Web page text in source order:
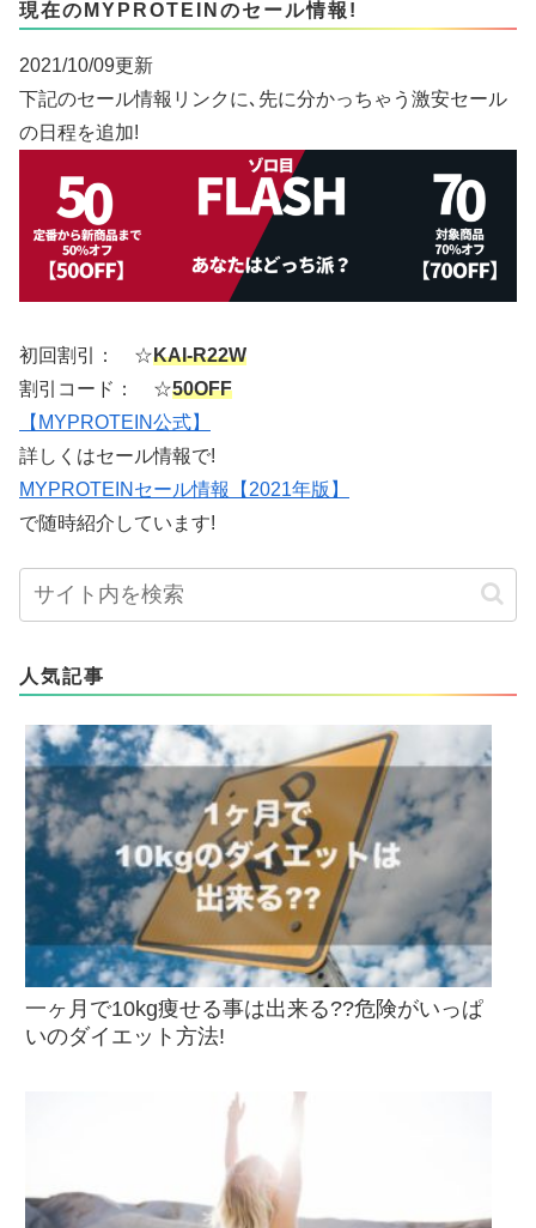
現在のMYPROTEINのセール情報!
2021/10/09更新
下記のセール情報リンクに､先に分かっちゃう激安セール
の日程を追加!
初回割引： ☆KAI-R22W
割引コード： ☆50OFF
【MYPROTEIN公式】
詳しくはセール情報で!
MYPROTEINセール情報【2021年版】
で随時紹介しています!
人気記事
一ヶ月で10kg痩せる事は出来る??危険がいっぱ
いのダイエット方法!